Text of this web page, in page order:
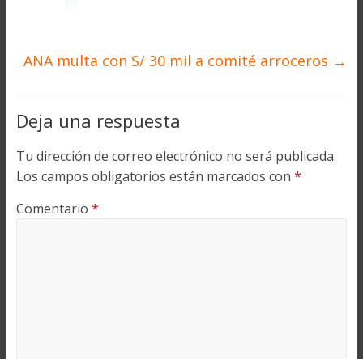
ANA multa con S/ 30 mil a comité arroceros →
Deja una respuesta
Tu dirección de correo electrónico no será publicada.
Los campos obligatorios están marcados con *
Comentario *